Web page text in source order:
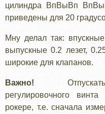
цилиндра ВпВыВп
приведены для 20
Мну делал так:
выпускные 0.2 лезет,
широкие для клапанов.
Важно! Отпускать/
регулировочного
рокере, т.е. сначала